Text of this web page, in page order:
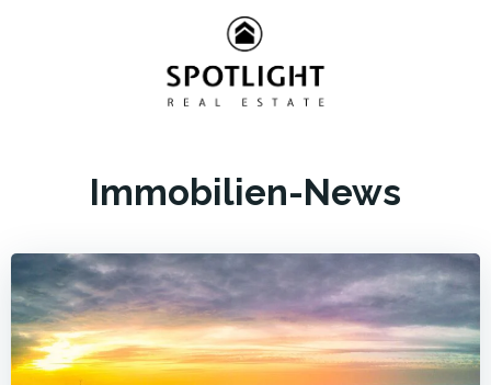
Zum
Inhalt
springen
Immobilien-News